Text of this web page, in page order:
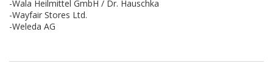
-Wala Heilmittel GmbH / Dr. Hauschka
-Wayfair Stores Ltd.
-Weleda AG